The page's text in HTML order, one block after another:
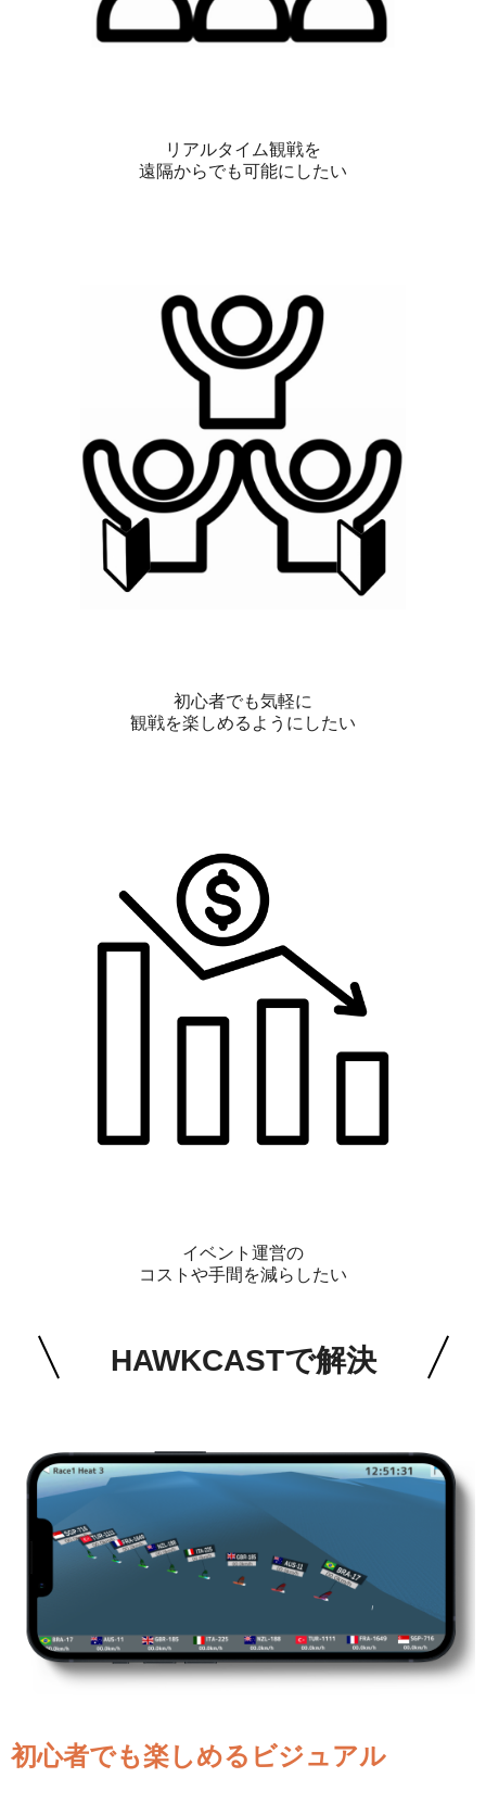
リアルタイム観戦を
遠隔からでも可能にしたい
初心者でも気軽に
観戦を楽しめるようにしたい
イベント運営の
コストや手間を減らしたい
HAWKCASTで解決
初心者でも楽しめるビジュアル